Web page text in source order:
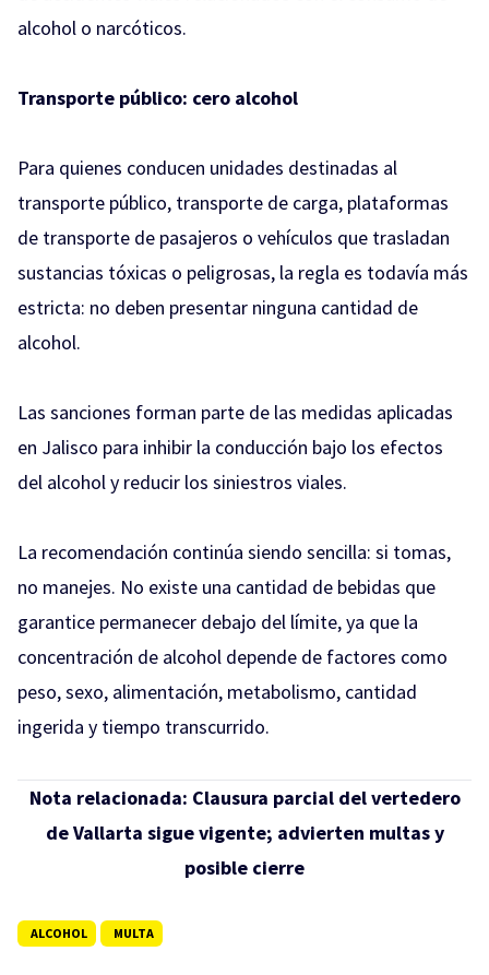
alcohol o narcóticos.
Transporte público: cero alcohol
Para quienes conducen unidades destinadas al
transporte público, transporte de carga, plataformas
de transporte de pasajeros o vehículos que trasladan
sustancias tóxicas o peligrosas, la regla es todavía más
estricta: no deben presentar ninguna cantidad de
alcohol.
Las sanciones forman parte de las medidas aplicadas
en Jalisco para inhibir la conducción bajo los efectos
del alcohol y reducir los siniestros viales.
La recomendación continúa siendo sencilla: si tomas,
no manejes. No existe una cantidad de bebidas que
garantice permanecer debajo del límite, ya que la
concentración de alcohol depende de factores como
peso, sexo, alimentación, metabolismo, cantidad
ingerida y tiempo transcurrido.
Nota relacionada: Clausura parcial del vertedero
de Vallarta sigue vigente; advierten multas y
posible cierre
ALCOHOL MULTA